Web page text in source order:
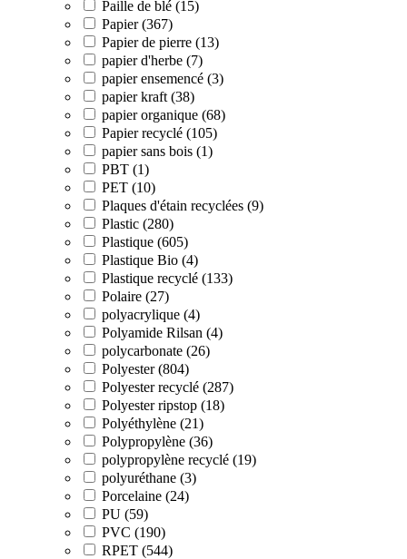
Paille de blé (15)
Papier (367)
Papier de pierre (13)
papier d'herbe (7)
papier ensemencé (3)
papier kraft (38)
papier organique (68)
Papier recyclé (105)
papier sans bois (1)
PBT (1)
PET (10)
Plaques d'étain recyclées (9)
Plastic (280)
Plastique (605)
Plastique Bio (4)
Plastique recyclé (133)
Polaire (27)
polyacrylique (4)
Polyamide Rilsan (4)
polycarbonate (26)
Polyester (804)
Polyester recyclé (287)
Polyester ripstop (18)
Polyéthylène (21)
Polypropylène (36)
polypropylène recyclé (19)
polyuréthane (3)
Porcelaine (24)
PU (59)
PVC (190)
RPET (544)